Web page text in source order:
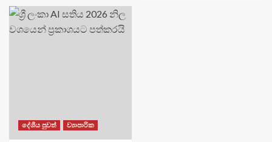
දේශීය පුවත් ව්‍යාපාරික